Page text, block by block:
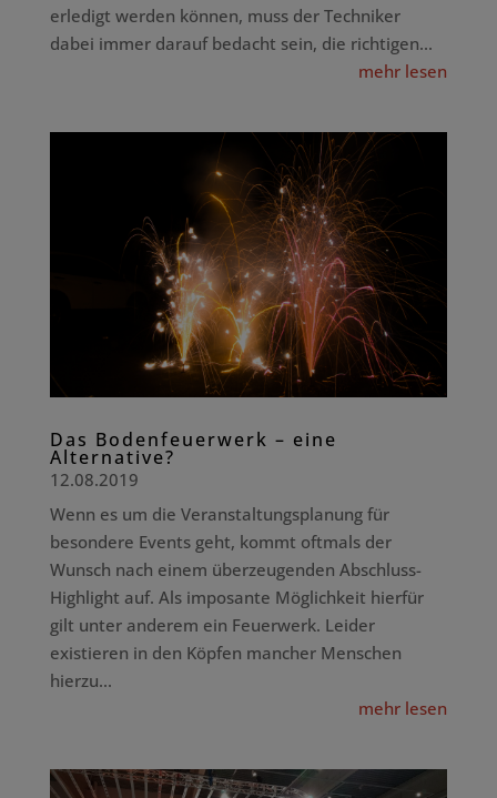
erledigt werden können, muss der Techniker
dabei immer darauf bedacht sein, die richtigen...
mehr lesen
Das Bodenfeuerwerk – eine
Alternative?
12.08.2019
Wenn es um die Veranstaltungsplanung für
besondere Events geht, kommt oftmals der
Wunsch nach einem überzeugenden Abschluss-
Highlight auf. Als imposante Möglichkeit hierfür
gilt unter anderem ein Feuerwerk. Leider
existieren in den Köpfen mancher Menschen
hierzu...
mehr lesen